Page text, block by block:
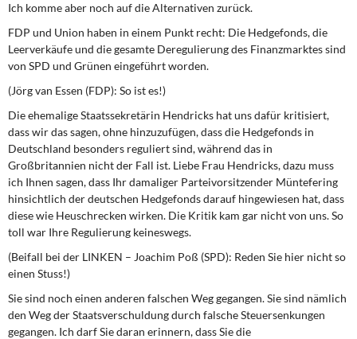
Ich komme aber noch auf die Alternativen zurück.
FDP und Union haben in einem Punkt recht: Die Hedgefonds, die
Leerverkäufe und die gesamte Deregulierung des Finanzmarktes sind
von SPD und Grünen eingeführt worden.
(Jörg van Essen (FDP): So ist es!)
Die ehemalige Staatssekretärin Hendricks hat uns dafür kritisiert,
dass wir das sagen, ohne hinzuzufügen, dass die Hedgefonds in
Deutschland besonders reguliert sind, während das in
Großbritannien nicht der Fall ist. Liebe Frau Hendricks, dazu muss
ich Ihnen sagen, dass Ihr damaliger Parteivorsitzender Müntefering
hinsichtlich der deutschen Hedgefonds darauf hingewiesen hat, dass
diese wie Heuschrecken wirken. Die Kritik kam gar nicht von uns. So
toll war Ihre Regulierung keineswegs.
(Beifall bei der LINKEN – Joachim Poß (SPD): Reden Sie hier nicht so
einen Stuss!)
Sie sind noch einen anderen falschen Weg gegangen. Sie sind nämlich
den Weg der Staatsverschuldung durch falsche Steuersenkungen
gegangen. Ich darf Sie daran erinnern, dass Sie die